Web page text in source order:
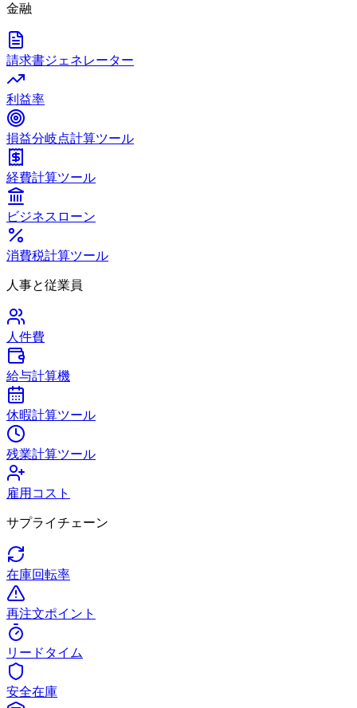
金融
請求書ジェネレーター
利益率
損益分岐点計算ツール
経費計算ツール
ビジネスローン
消費税計算ツール
人事と従業員
人件費
給与計算機
休暇計算ツール
残業計算ツール
雇用コスト
サプライチェーン
在庫回転率
再注文ポイント
リードタイム
安全在庫